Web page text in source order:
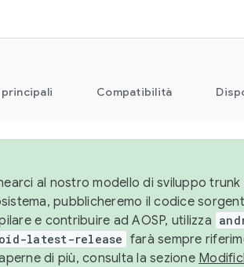
Compatibilità
al nostro modello di sviluppo
pubblicheremo il codice
e contribuire ad AOSP, utilizza
latest-release farà sempre
di più, consulta la sezione